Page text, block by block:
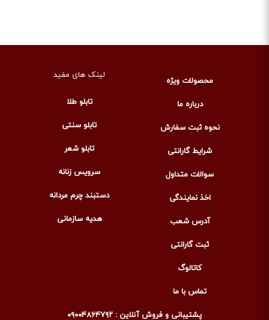
محصولات ویژه
درباره ما
نحوه ثبت سفارش
شرایط گارانتی
سوالات متداول
اخذ نمایندگی
آدرس شعب
ثبت گارانتی
کاتالوگ
تماس با ما
لینک های مفید
تابلو طلا
تابلو سنتی
تابلو شعر
سرویس زنانه
دستبند چرم مردانه
هدیه سازمانی
پشتیبانی و فروش آنلاین : ۰۹۰۰۴۸۶۴۷۹۲